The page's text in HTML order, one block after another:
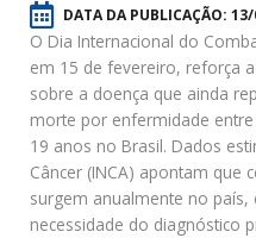
DATA DA PUBLICAÇÃO:
O Dia Internacional do
em 15 de fevereiro, reforça
sobre a doença que ainda
morte por enfermidade
19 anos no Brasil. Dados
Câncer (INCA) apontam que
surgem anualmente no país,
necessidade do diagnóstico